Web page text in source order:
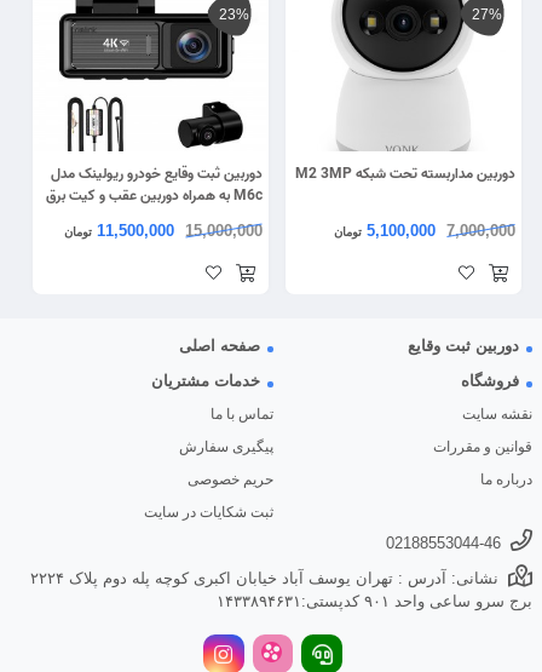
27%
دوربین مداربسته تحت شبکه M2 3MP
7,000,000
5,100,000 تومان
23%
دوربین ثبت وقایع خودرو ریولینک مدل
M6c به همراه دوربین عقب و کیت برق
مستقیم
15,000,000
11,500,000 تومان
دوربین ثبت وقایع
صفحه اصلی
فروشگاه
نقشه سایت
قوانین و مقررات
درباره ما
خدمات مشتریان
تماس با ما
پیگیری سفارش
حریم خصوصی
ثبت شکایات در سایت
02188553044-46
نشانی: آدرس : تهران یوسف آباد خیابان اکبری کوچه پله دوم پلاک ۲۲۲۴
برج سرو ساعی واحد ۹۰۱ کدپستی:۱۴۳۳۸۹۴۶۳۱